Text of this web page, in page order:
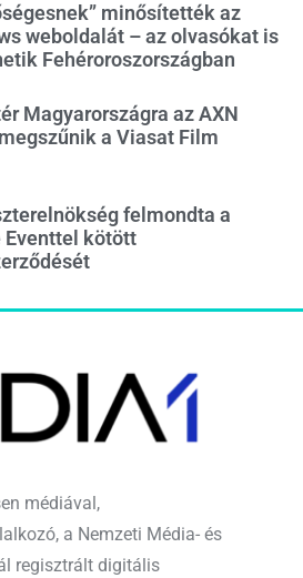
minősítették az
weboldalát – az olvasókat is
Fehéroroszországban
Magyarországra az AXN
a Viasat Film
felmondta a
Eventtel kötött
médiával,
a Nemzeti Média- és
regisztrált digitális